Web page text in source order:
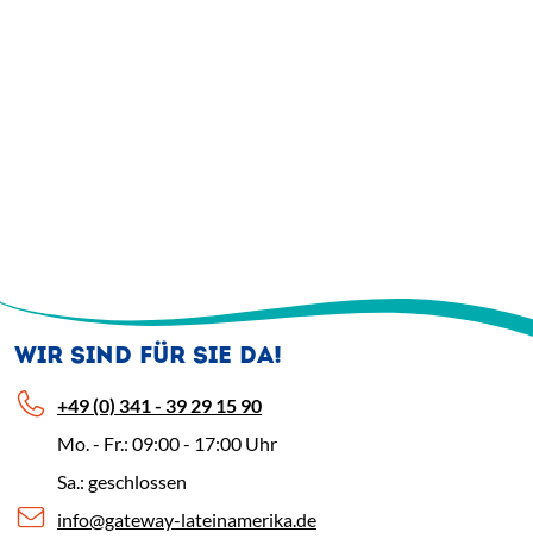
WIR SIND FÜR SIE DA!
+49 (0) 341 - 39 29 15 90
Mo. - Fr.: 09:00 - 17:00 Uhr
Sa.: geschlossen
info@gateway-lateinamerika.de